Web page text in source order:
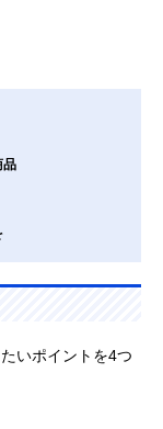
品
いポイントを4つ